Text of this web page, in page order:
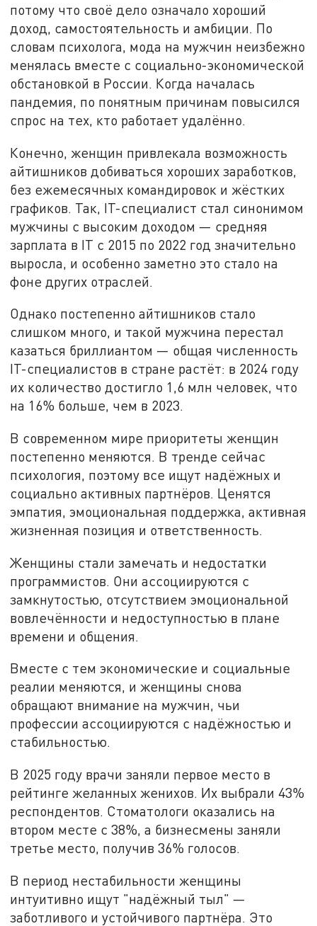
потому что своё дело означало хороший
доход, самостоятельность и амбиции. По
словам психолога, мода на мужчин неизбежно
менялась вместе с социально-экономической
обстановкой в России. Когда началась
пандемия, по понятным причинам повысился
спрос на тех, кто работает удалённо.
Конечно, женщин привлекала возможность
айтишников добиваться хороших заработков,
без ежемесячных командировок и жёстких
графиков. Так, IT-специалист стал синонимом
мужчины с высоким доходом — средняя
зарплата в IT с 2015 по 2022 год значительно
выросла, и особенно заметно это стало на
фоне других отраслей.
Однако постепенно айтишников стало
слишком много, и такой мужчина перестал
казаться бриллиантом — общая численность
IT-специалистов в стране растёт: в 2024 году
их количество достигло 1,6 млн человек, что
на 16% больше, чем в 2023.
В современном мире приоритеты женщин
постепенно меняются. В тренде сейчас
психология, поэтому все ищут надёжных и
социально активных партнёров. Ценятся
эмпатия, эмоциональная поддержка, активная
жизненная позиция и ответственность.
Женщины стали замечать и недостатки
программистов. Они ассоциируются с
замкнутостью, отсутствием эмоциональной
вовлечённости и недоступностью в плане
времени и общения.
Вместе с тем экономические и социальные
реалии меняются, и женщины снова
обращают внимание на мужчин, чьи
профессии ассоциируются с надёжностью и
стабильностью.
В 2025 году врачи заняли первое место в
рейтинге желанных женихов. Их выбрали 43%
респондентов. Стоматологи оказались на
втором месте с 38%, а бизнесмены заняли
третье место, получив 36% голосов.
В период нестабильности женщины
интуитивно ищут "надёжный тыл" —
заботливого и устойчивого партнёра. Это